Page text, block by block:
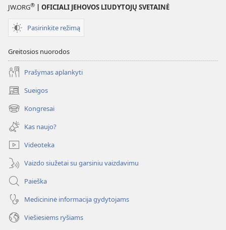
JW.ORG® | OFICIALI JEHOVOS LIUDYTOJŲ SVETAINĖ
Pasirinkite režimą
Greitosios nuorodos
Prašymas aplankyti
Sueigos
(atsiveria
naujas
langas)
Kongresai
(atsiveria
naujas
langas)
Kas naujo?
Videoteka
Vaizdo siužetai su garsiniu vaizdavimu
Paieška
Medicininė informacija gydytojams
Viešiesiems ryšiams